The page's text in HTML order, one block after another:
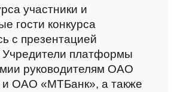
участники и
гости конкурса
с презентацией
платформы
руководителям ОАО
и ОАО «МТБанк», а также